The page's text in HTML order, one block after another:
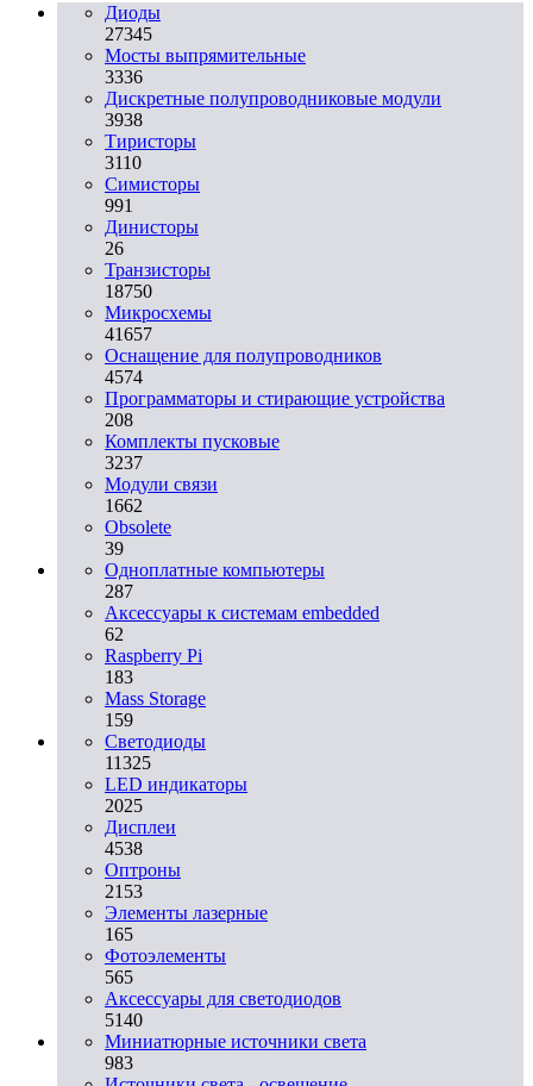
Диоды
27345
Мосты выпрямительные
3336
Дискретные полупроводниковые модули
3938
Тиристоры
3110
Симисторы
991
Динисторы
26
Транзисторы
18750
Микросхемы
41657
Оснащение для полупроводников
4574
Программаторы и стирающие устройства
208
Комплекты пусковые
3237
Модули связи
1662
Obsolete
39
Одноплатные компьютеры
287
Аксессуары к системам embedded
62
Raspberry Pi
183
Mass Storage
159
Светодиоды
11325
LED индикаторы
2025
Дисплеи
4538
Оптроны
2153
Элементы лазерные
165
Фотоэлементы
565
Аксессуары для светодиодов
5140
Миниатюрные источники света
983